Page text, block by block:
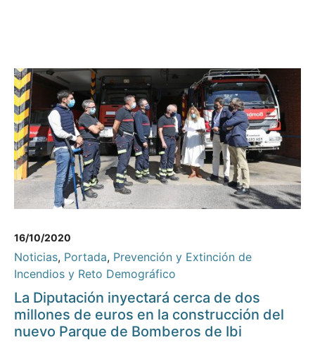
16/10/2020
Noticias, Portada, Prevención y Extinción de
Incendios y Reto Demográfico
La Diputación inyectará cerca de dos
millones de euros en la construcción del
nuevo Parque de Bomberos de Ibi